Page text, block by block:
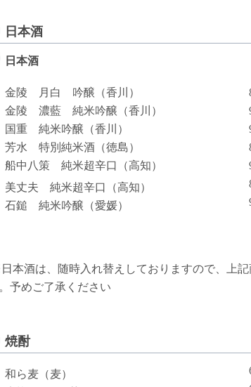
日本酒
日本酒
金陵 月白 吟醸（香川）
金陵 濃藍 純米吟醸（香川）
国重 純米吟醸（香川）
芳水 特別純米酒（徳島）
船中八策 純米超辛口（高知）
美丈夫 純米超辛口（高知）
石鎚 純米吟醸（愛媛）
本酒は、随時入れ替えしておりますので、上
予めご了承ください
焼酎
和ら麦（麦）